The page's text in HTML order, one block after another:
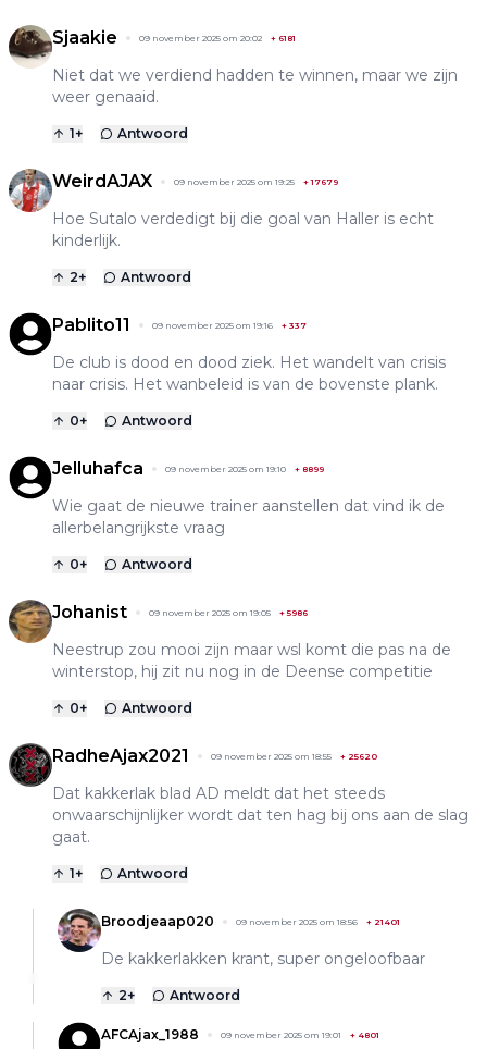
Sjaakie 09 november 2025 om 20:02 + 6181
Niet dat we verdiend hadden te winnen, maar we zijn
weer genaaid.
1+ Antwoord
WeirdAJAX 09 november 2025 om 19:25 +17679
Hoe Sutalo verdedigt bij die goal van Haller is echt
kinderlijk.
2+ Antwoord
Pablito11 09 november 2025 om 19:16 + 337
De club is dood en dood ziek. Het wandelt van crisis
naar crisis. Het wanbeleid is van de bovenste plank.
0+ Antwoord
Jelluhafca 09 november 2025 om 19:10 + 8899
Wie gaat de nieuwe trainer aanstellen dat vind ik de
allerbelangrijkste vraag
0+ Antwoord
Johanist 09 november 2025 om 19:05 + 5986
Neestrup zou mooi zijn maar wsl komt die pas na de
winterstop, hij zit nu nog in de Deense competitie
0+ Antwoord
RadheAjax2021 09 november 2025 om 18:55 + 25620
Dat kakkerlak blad AD meldt dat het steeds
onwaarschijnlijker wordt dat ten hag bij ons aan de slag
gaat.
1+ Antwoord
Broodjeaap020 09 november 2025 om 18:56 + 21401
De kakkerlakken krant, super ongeloofbaar
2+ Antwoord
AFCAjax_1988 09 november 2025 om 19:01 + 4801